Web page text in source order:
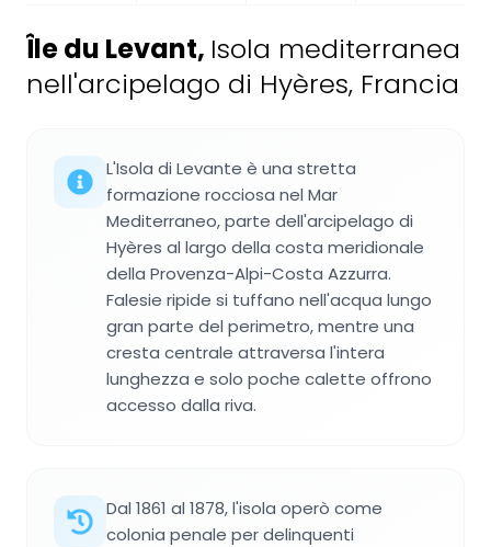
Île du Levant, Isola mediterranea
nell'arcipelago di Hyères, Francia
L'Isola di Levante è una stretta
formazione rocciosa nel Mar
Mediterraneo, parte dell'arcipelago di
Hyères al largo della costa meridionale
della Provenza-Alpi-Costa Azzurra.
Falesie ripide si tuffano nell'acqua lungo
gran parte del perimetro, mentre una
cresta centrale attraversa l'intera
lunghezza e solo poche calette offrono
accesso dalla riva.
Dal 1861 al 1878, l'isola operò come
colonia penale per delinquenti